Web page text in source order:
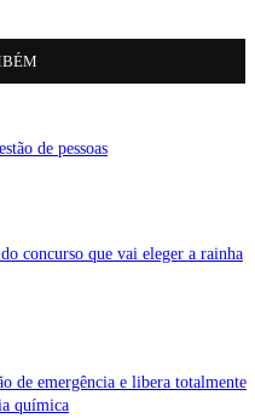
de pessoas
concurso que vai eleger a rainha
de emergência e libera totalmente
química